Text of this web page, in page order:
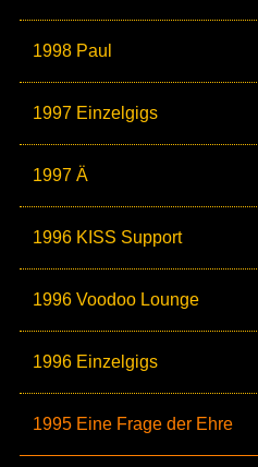
1998 Paul
1997 Einzelgigs
1997 Ä
1996 KISS Support
1996 Voodoo Lounge
1996 Einzelgigs
1995 Eine Frage der Ehre